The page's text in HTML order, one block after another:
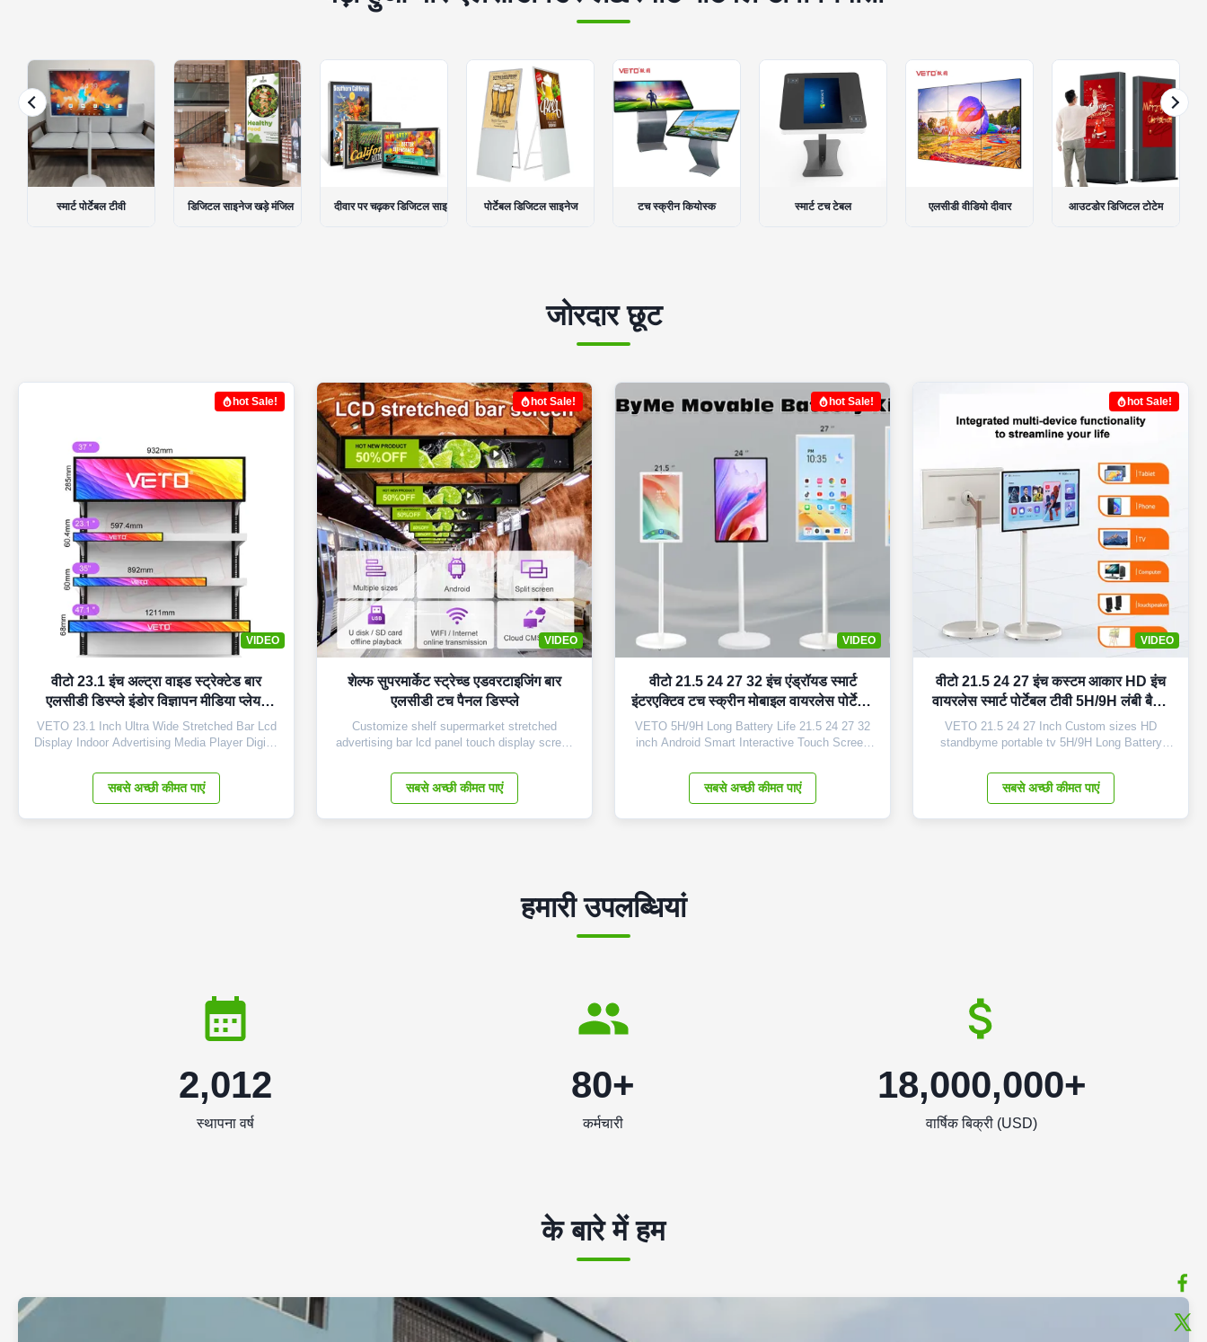
डिजिटल साइनेज खड़े मंजिल दीवार पर चढ़कर डिजिटल साइनेज पोर्टेबल डिजिटल साइनेज टच स्क्रीन कियोस्क स्मार्ट टच टेबल एलसीडी वीडियो दीवार आउटडोर डिजिटल टोटेम इंटरएक्टिव स्मार्ट बोर्ड
जोरदार छूट
hot Sale!
VIDEO
वीटो 23.1 इंच अल्ट्रा वाइड स्ट्रेक्टेड बार
एलसीडी डिस्प्ले इंडोर विज्ञापन मीडिया प्लेयर
डिजिटल शेल्फ एज स्क्रीन
VETO 23.1 Inch Ultra Wide Stretched Bar Lcd
Display Indoor Advertising Media Player Digital
type 23.1 inch LCD screen Installation Wall
mount Display dimension 585.6mm *48.19mm
Display Color 16.7M Backlight LED backlight
सबसे अच्छी कीमत पाएं
hot Sale!
VIDEO
शेल्फ सुपरमार्केट स्ट्रेच्ड एडवरटाइजिंग बार
एलसीडी टच पैनल डिस्प्ले
Customize shelf supermarket stretched
advertising bar lcd panel touch display screen
196.4mm(H*V) Overall Dimension 760 x 258 x
48mm(H*V*T) LCD Type Samsung TFT-LCD
panel Resolution 1920×540 Display Color
सबसे अच्छी कीमत पाएं
hot Sale!
VIDEO
वीटो 21.5 24 27 32 इंच एंड्रॉयड स्मार्ट
इंटरएक्टिव टच स्क्रीन मोबाइल वायरलेस पोर्टेबल
टीवी
VETO 5H/9H Long Battery Life 21.5 24 27 32
inch Android Smart Interactive Touch Screen
Our Product: 1. Universal App Compatibility:
Download and enjoy every app you need with
our product. Its versatile operating system
सबसे अच्छी कीमत पाएं
hot Sale!
VIDEO
वीटो 21.5 24 27 इंच कस्टम आकार HD इंच
वायरलेस स्मार्ट पोर्टेबल टीवी 5H/9H लंबी बैटरी
एंड्रॉयड डिस्प्ले
VETO 21.5 24 27 Inch Custom sizes HD
standbyme portable tv 5H/9H Long Battery
Smart TV, This is a new product with built-in
battery, adopts quality android with higher and
quicker processor; it is with many features:
सबसे अच्छी कीमत पाएं
हमारी उपलब्धियां
2,012
स्थापना वर्ष
80+
कर्मचारी
18,000,000+
वार्षिक बिक्री (USD)
के बारे में हम